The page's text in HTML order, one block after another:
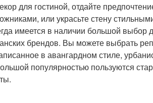
для гостиной, отдайте
или украсьте стену
имеется в наличии большой выбор
брендов. Вы можете выбрать
в авангардном стиле,
популярностью пользуются